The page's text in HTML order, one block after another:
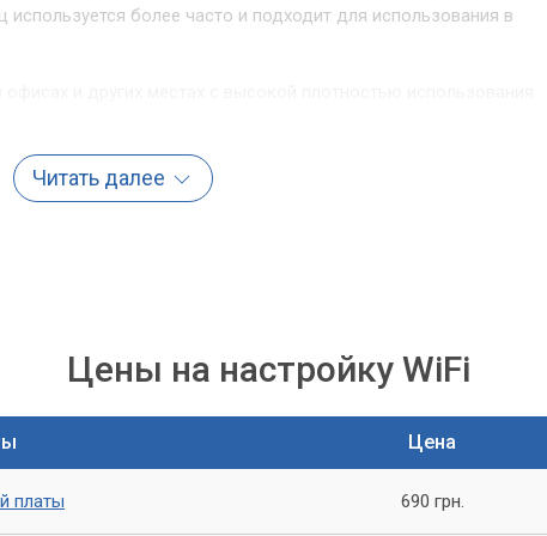
используется более часто и подходит для использования в
WiFi адаптера
то скорее всего вам потребуется настройка WiFi адаптера.
Читать далее
Цены на настройку WiFi
Цена
платы 690 грн.